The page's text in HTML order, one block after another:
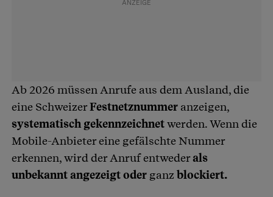
Ab 2026 müssen Anrufe aus dem Ausland, die
eine SchweizerFestnetznummer anzeigen,
systematisch gekennzeichnetwerden. Wenn die
Mobile-Anbieter eine gefälschte Nummer
erkennen, wird der Anruf entwederals
unbekannt angezeigt oder ganz blockiert.